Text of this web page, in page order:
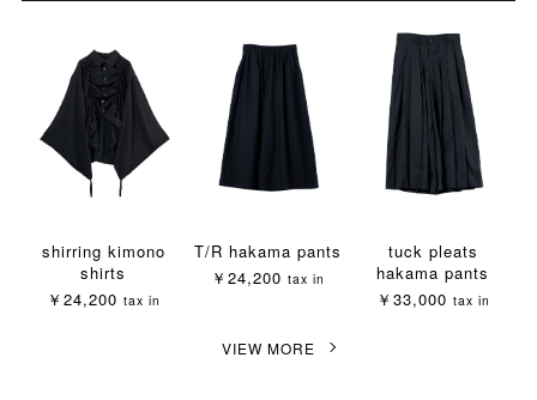
shirring kimono
shirts
￥24,200 tax in
T/R hakama pants
￥24,200tax in
tuck pleats
hakama pants
￥33,000 tax in
VIEW MORE